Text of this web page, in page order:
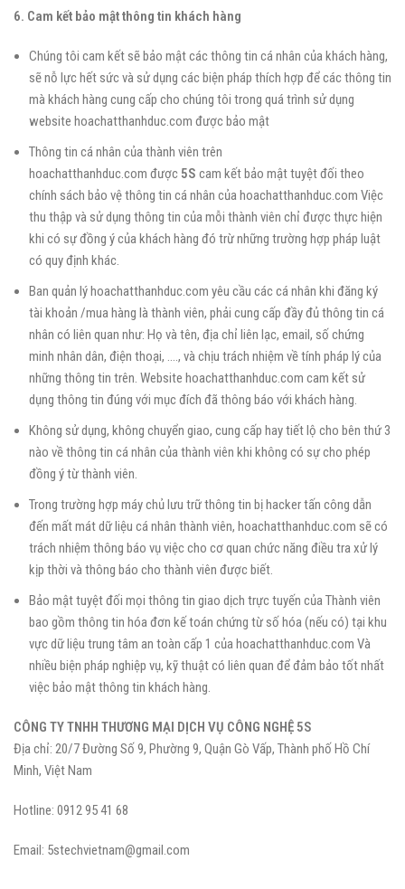
6. Cam kết bảo mật thông tin khách hàng
Chúng tôi cam kết sẽ bảo mật các thông tin cá nhân của khách hàng,
sẽ nỗ lực hết sức và sử dụng các biện pháp thích hợp để các thông tin
mà khách hàng cung cấp cho chúng tôi trong quá trình sử dụng
website hoachatthanhduc.com được bảo mật
Thông tin cá nhân của thành viên trên
hoachatthanhduc.com được 5S cam kết bảo mật tuyệt đối theo
chính sách bảo vệ thông tin cá nhân của hoachatthanhduc.com Việc
thu thập và sử dụng thông tin của mỗi thành viên chỉ được thực hiện
khi có sự đồng ý của khách hàng đó trừ những trường hợp pháp luật
có quy định khác.
Ban quản lý hoachatthanhduc.com yêu cầu các cá nhân khi đăng ký
tài khoản /mua hàng là thành viên, phải cung cấp đầy đủ thông tin cá
nhân có liên quan như: Họ và tên, địa chỉ liên lạc, email, số chứng
minh nhân dân, điện thoại, …., và chịu trách nhiệm về tính pháp lý của
những thông tin trên. Website hoachatthanhduc.com cam kết sử
dụng thông tin đúng với mục đích đã thông báo với khách hàng.
Không sử dụng, không chuyển giao, cung cấp hay tiết lộ cho bên thứ 3
nào về thông tin cá nhân của thành viên khi không có sự cho phép
đồng ý từ thành viên.
Trong trường hợp máy chủ lưu trữ thông tin bị hacker tấn công dẫn
đến mất mát dữ liệu cá nhân thành viên, hoachatthanhduc.com sẽ có
trách nhiệm thông báo vụ việc cho cơ quan chức năng điều tra xử lý
kịp thời và thông báo cho thành viên được biết.
Bảo mật tuyệt đối mọi thông tin giao dịch trực tuyến của Thành viên
bao gồm thông tin hóa đơn kế toán chứng từ số hóa (nếu có) tại khu
vực dữ liệu trung tâm an toàn cấp 1 của hoachatthanhduc.com Và
nhiều biện pháp nghiệp vụ, kỹ thuật có liên quan để đảm bảo tốt nhất
việc bảo mật thông tin khách hàng.
CÔNG TY TNHH THƯƠNG MẠI DỊCH VỤ CÔNG NGHỆ 5S
Địa chỉ: 20/7 Đường Số 9, Phường 9, Quận Gò Vấp, Thành phố Hồ Chí
Minh, Việt Nam
Hotline: 0912 95 41 68
Email: 5stechvietnam@gmail.com